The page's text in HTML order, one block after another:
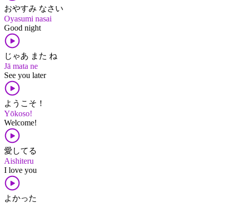
おやすみ なさい
Oyasumi nasai
Good night
じゃあ また ね
Jā mata ne
See you later
ようこそ！
Yōkoso!
Welcome!
愛してる
Aishiteru
I love you
よかった